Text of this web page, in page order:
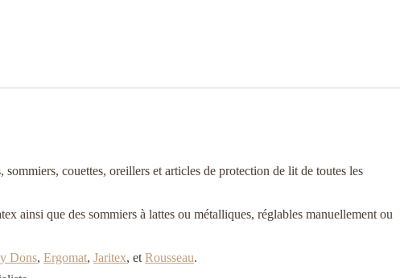
couettes, oreillers et articles de protection de lit de toutes les
ainsi que des sommiers à lattes ou métalliques, réglables manuellement ou
Dons, Ergomat, Jaritex, et Rousseau.